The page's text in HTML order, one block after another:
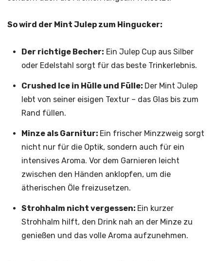
So wird der Mint Julep zum Hingucker:
Der richtige Becher: Ein Julep Cup aus Silber
oder Edelstahl sorgt für das beste Trinkerlebnis.
Crushed Ice in Hülle und Fülle: Der Mint Julep
lebt von seiner eisigen Textur – das Glas bis zum
Rand füllen.
Minze als Garnitur: Ein frischer Minzzweig sorgt
nicht nur für die Optik, sondern auch für ein
intensives Aroma. Vor dem Garnieren leicht
zwischen den Händen anklopfen, um die
ätherischen Öle freizusetzen.
Strohhalm nicht vergessen: Ein kurzer
Strohhalm hilft, den Drink nah an der Minze zu
genießen und das volle Aroma aufzunehmen.